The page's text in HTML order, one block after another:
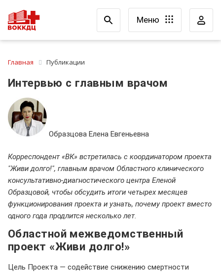
Меню
Главная Публикации
Интервью с главным врачом
Образцова Елена Евгеньевна
Корреспондент «ВК» встретилась с координатором проекта
"Живи долго!", главным врачом Областного клинического
консультативно-диагностического центра Еленой
Образцовой, чтобы обсудить итоги четырех месяцев
функционирования проекта и узнать, почему проект вместо
одного года продлится несколько лет.
Областной межведомственный
проект «Живи долго!»
Цель Проекта — содействие снижению смертности